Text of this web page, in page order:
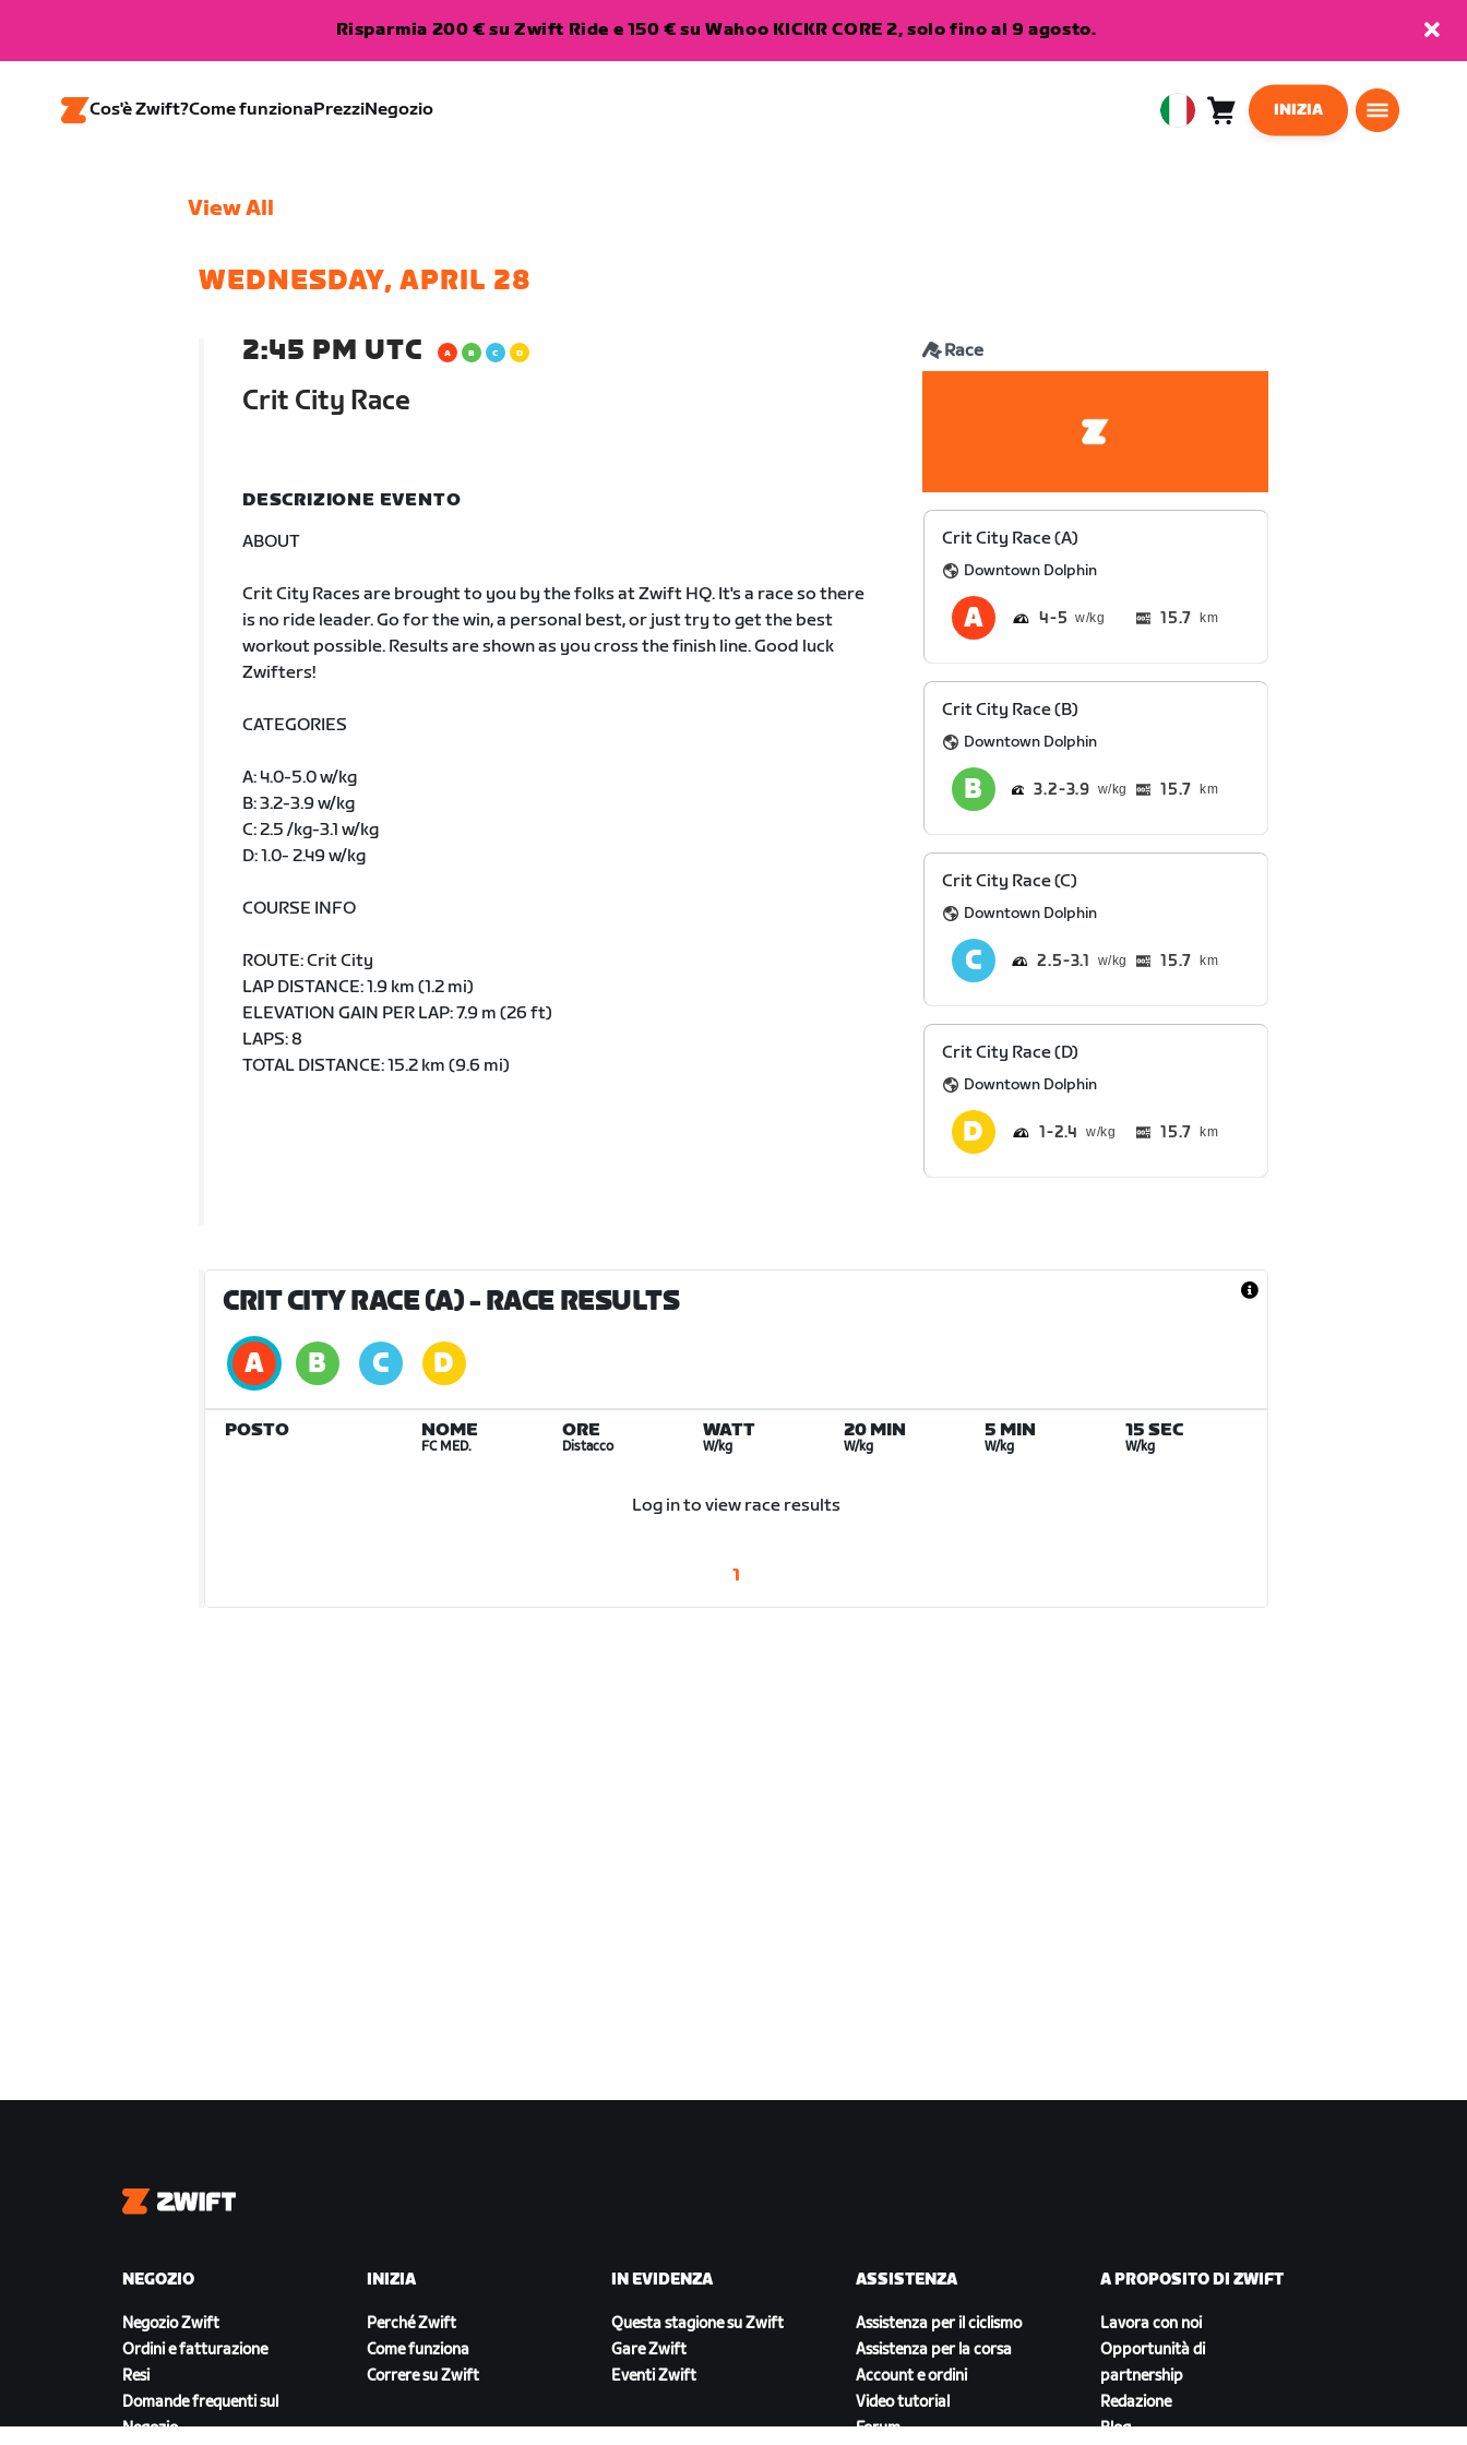
Risparmia 200 € su Zwift Ride e 150 € su Wahoo KICKR CORE 2, solo fino al 9 agosto.
Cos'è Zwift?Come funzionaPrezziNegozio
EuropeanCarrello0
INIZIA
View All
WEDNESDAY, APRIL 28
2:45 PM UTC
Crit City Race
Race
DESCRIZIONE EVENTO
ABOUT
Crit City Races are brought to you by the folks at Zwift HQ. It's a race so there
is no ride leader. Go for the win, a personal best, or just try to get the best
workout possible. Results are shown as you cross the finish line. Good luck
Zwifters!
CATEGORIES
A: 4.0-5.0 w/kg
B: 3.2-3.9 w/kg
C: 2.5 /kg-3.1 w/kg
D: 1.0- 2.49 w/kg
COURSE INFO
ROUTE: Crit City
LAP DISTANCE: 1.9 km (1.2 mi)
ELEVATION GAIN PER LAP: 7.9 m (26 ft)
LAPS: 8
TOTAL DISTANCE: 15.2 km (9.6 mi)
Crit City Race (A)
Downtown Dolphin
4 5 15.7 km
Crit City Race (B)
Downtown Dolphin
3.2 3.9 15.7 km
Crit City Race (C)
Downtown Dolphin
2.5 3.1 15.7 km
Crit City Race (D)
Downtown Dolphin
1 2.4 15.7 km
CRIT CITY RACE (A)- RACE RESULTS
POSTO NOME
FC MED.
ORE
Distacco
WATT
W/kg
20 MIN
W/kg
5 MIN
W/kg
15 SEC
W/kg
Log in to view race results
1
Zwift
NEGOZIO
Negozio Zwift
Ordini e fatturazione
Resi
Domande frequenti sul
Negozio
INIZIA
Perché Zwift
Come funziona
Correre su Zwift
IN EVIDENZA
Questa stagione su Zwift
Gare Zwift
Eventi Zwift
ASSISTENZA
Assistenza per il ciclismo
Assistenza per la corsa
Account e ordini
Video tutorial
Forum
A PROPOSITO DI ZWIFT
Lavora con noi
Opportunità di
partnership
Redazione
Blog